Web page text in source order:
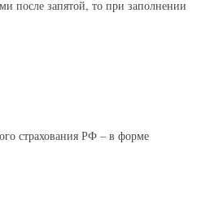
после запятой, то при заполнении
страхования РФ – в форме